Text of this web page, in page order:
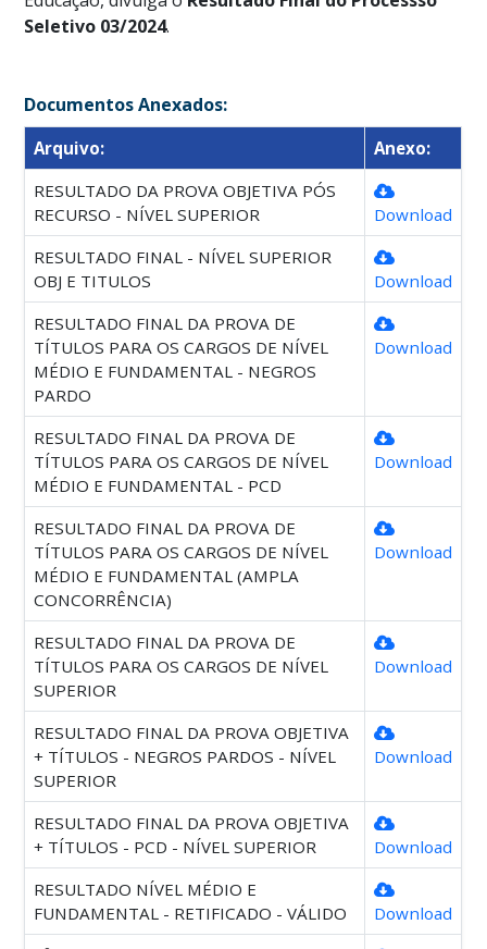
Seletivo 03/2024.
Documentos Anexados:
Arquivo:
Anexo:
RESULTADO DA PROVA OBJETIVA PÓS
RECURSO - NÍVEL SUPERIOR
Download
RESULTADO FINAL - NÍVEL SUPERIOR
OBJ E TITULOS
Download
RESULTADO FINAL DA PROVA DE
TÍTULOS PARA OS CARGOS DE NÍVEL
MÉDIO E FUNDAMENTAL - NEGROS
PARDO
Download
RESULTADO FINAL DA PROVA DE
TÍTULOS PARA OS CARGOS DE NÍVEL
MÉDIO E FUNDAMENTAL - PCD
Download
RESULTADO FINAL DA PROVA DE
TÍTULOS PARA OS CARGOS DE NÍVEL
MÉDIO E FUNDAMENTAL (AMPLA
CONCORRÊNCIA)
Download
RESULTADO FINAL DA PROVA DE
TÍTULOS PARA OS CARGOS DE NÍVEL
SUPERIOR
Download
RESULTADO FINAL DA PROVA OBJETIVA
+ TÍTULOS - NEGROS PARDOS - NÍVEL
SUPERIOR
Download
RESULTADO FINAL DA PROVA OBJETIVA
+ TÍTULOS - PCD - NÍVEL SUPERIOR
Download
RESULTADO NÍVEL MÉDIO E
FUNDAMENTAL - RETIFICADO - VÁLIDO
Download